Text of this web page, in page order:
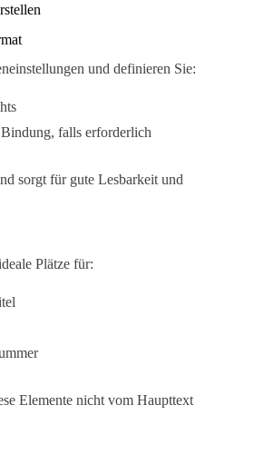
und definieren Sie:
falls erforderlich
sorgt für gute Lesbarkeit und
Plätze für:
Elemente nicht vom Haupttext